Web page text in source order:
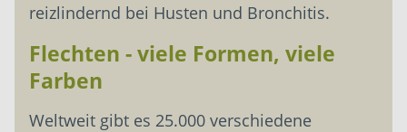
reizlindernd bei Husten und Bronchitis.
Flechten - viele Formen, viele
Farben
Weltweit gibt es 25.000 verschiedene